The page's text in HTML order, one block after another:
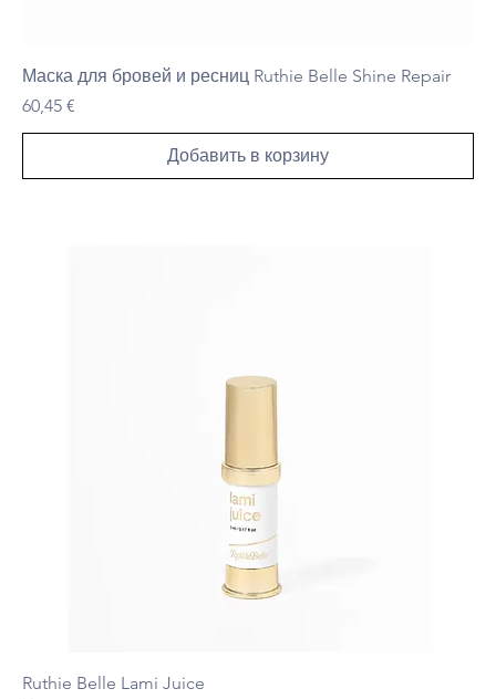
Маска для бровей и ресниц Ruthie Belle Shine Repair
Цена
60,45 €
Добавить в корзину
Ruthie Belle Lami Juice